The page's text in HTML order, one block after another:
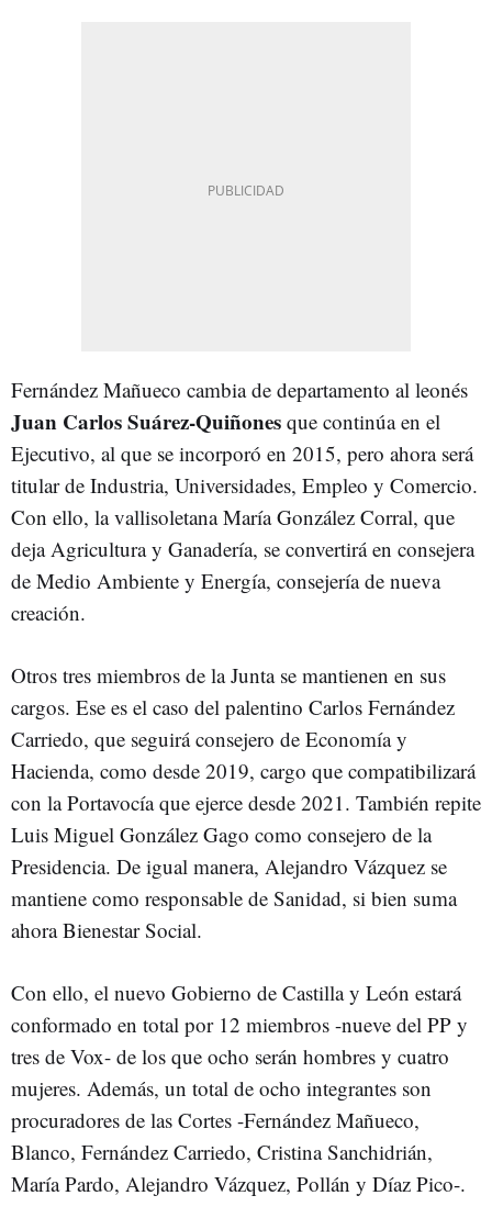
Fernández Mañueco cambia de departamento al leonés
Juan Carlos Suárez-Quiñones que continúa en el
Ejecutivo, al que se incorporó en 2015, pero ahora será
titular de Industria, Universidades, Empleo y Comercio.
Con ello, la vallisoletana María González Corral, que
deja Agricultura y Ganadería, se convertirá en consejera
de Medio Ambiente y Energía, consejería de nueva
creación.
Otros tres miembros de la Junta se mantienen en sus
cargos. Ese es el caso del palentino Carlos Fernández
Carriedo, que seguirá consejero de Economía y
Hacienda, como desde 2019, cargo que compatibilizará
con la Portavocía que ejerce desde 2021. También repite
Luis Miguel González Gago como consejero de la
Presidencia. De igual manera, Alejandro Vázquez se
mantiene como responsable de Sanidad, si bien suma
ahora Bienestar Social.
Con ello, el nuevo Gobierno de Castilla y León estará
conformado en total por 12 miembros -nueve del PP y
tres de Vox- de los que ocho serán hombres y cuatro
mujeres. Además, un total de ocho integrantes son
procuradores de las Cortes -Fernández Mañueco,
Blanco, Fernández Carriedo, Cristina Sanchidrián,
María Pardo, Alejandro Vázquez, Pollán y Díaz Pico-.